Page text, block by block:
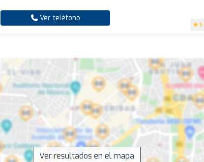
5
Ver teléfono
Ver resultados en el mapa